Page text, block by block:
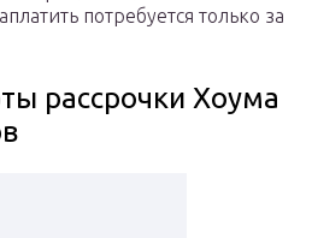
потребуется только за
рассрочки Хоума